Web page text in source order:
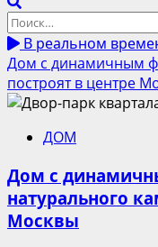
Найти:
В реальном
Дом с динамичным
построят в центре
ДОМ
Дом с
натурального
Москвы